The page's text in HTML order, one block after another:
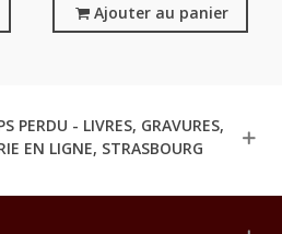
Carte Postale 05 Paris,
Empire Colonial,
Ajouter au panier
PERDU - LIVRES, GRAVURES,
EN LIGNE, STRASBOURG